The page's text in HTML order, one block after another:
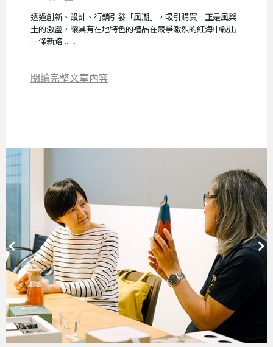
透過創新、設計、行銷引發「風潮」，吸引購買。正是風與
土的激盪，讓具有在地特色的禮品在競爭激烈的紅海中殺出
一條新路 ......
閱讀完整文章內容